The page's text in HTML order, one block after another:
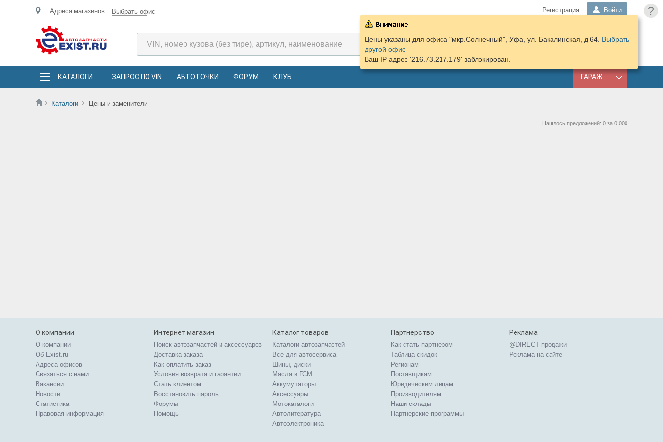
?
Адреса магазинов Выбрать офис Регистрация Войти
КОРЗИНА
ПОДОБРАТЬ
КАТАЛОГИ ЗАПРОС ПО VIN АВТОТОЧКИ ФОРУМ КЛУБ ГАРАЖ
Каталоги Цены и заменители
Цены указаны для офиса "мкр.Солнечный", Уфа, ул. Бакалинская, д.64. Выбрать
другой офис
Ваш IP адрес '216.73.217.179' заблокирован.
Нашлось предложений: 0 за 0.000
О компании
О компании
Об Exist.ru
Адреса офисов
Связаться с нами
Вакансии
Новости
Статистика
Правовая информация
Интернет магазин
Поиск автозапчастей и аксессуаров
Доставка заказа
Как оплатить заказ
Условия возврата и гарантии
Стать клиентом
Восстановить пароль
Форумы
Помощь
Каталог товаров
Каталоги автозапчастей
Все для автосервиса
Шины, диски
Масла и ГСМ
Аккумуляторы
Аксессуары
Мотокаталоги
Автолитература
Автоэлектроника
Партнерство
Как стать партнером
Таблица скидок
Регионам
Поставщикам
Юридическим лицам
Производителям
Наши склады
Партнерские программы
Реклама
@DIRECT продажи
Реклама на сайте